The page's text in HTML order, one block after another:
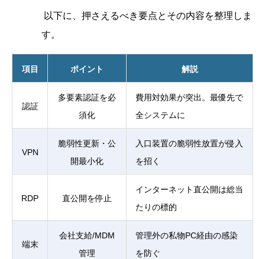
以下に、押さえるべき要点とその内容を整理しま
す。
項目 ポイント 解説
認証
多要素認証を必
須化
費用対効果が突出。最優先で
全システムに
VPN
脆弱性更新・公
開最小化
入口装置の脆弱性放置が侵入
を招く
RDP 直公開を停止
インターネット直公開は総当
たりの標的
端末
会社支給/MDM
管理
管理外の私物PC経由の感染
を防ぐ